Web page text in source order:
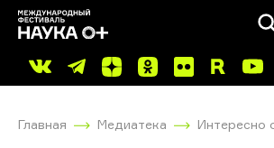
Главная Медиатека Интересно